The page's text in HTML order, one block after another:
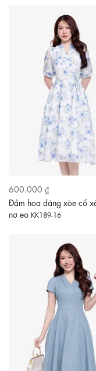
600.000 ₫
Đầm hoa dáng xòe cổ
nơ eo KK189-16